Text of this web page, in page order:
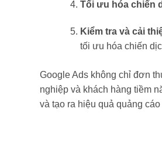
Tối ưu hóa chiến
Kiểm tra và cải
tối ưu hóa chiến
Google Ads không chỉ đơn
nghiệp và khách hàng tiềm
và tạo ra hiệu quả quảng cáo